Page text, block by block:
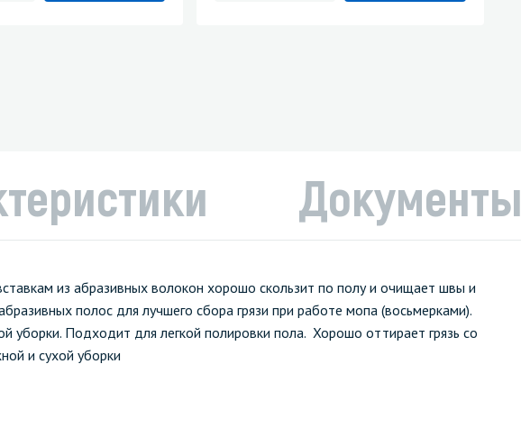
Документы
из абразивных волокон хорошо скользит по полу и очищает швы и
полос для лучшего сбора грязи при работе мопа (восьмерками).
уборки. Подходит для легкой полировки пола. Хорошо оттирает грязь со
и сухой уборки